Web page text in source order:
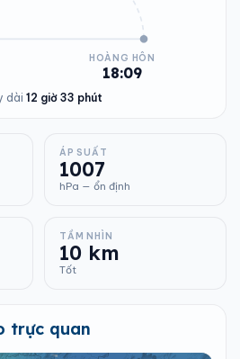
HOÀNG HÔN
18:09
dài 12 giờ 33 phút
ÁP SUẤT
1007
hPa — ổn định
TẦM NHÌN
10 km
Tốt
trực quan